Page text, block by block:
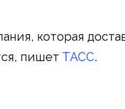
которая
пишет ТАСС.